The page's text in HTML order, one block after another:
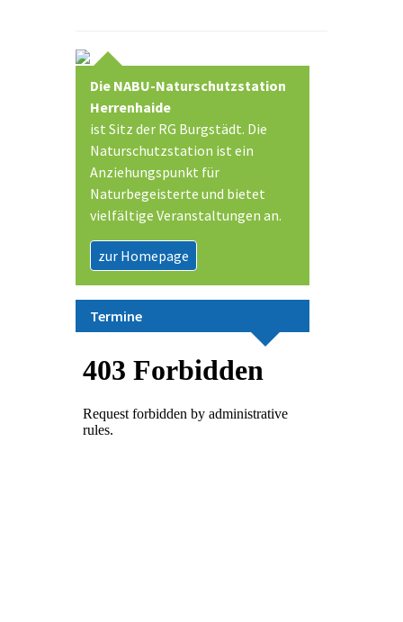
Die NABU-Naturschutzstation
Herrenhaide
ist Sitz der RG Burgstädt. Die
Naturschutzstation ist ein
Anziehungspunkt für
Naturbegeisterte und bietet
vielfältige Veranstaltungen an.
zur Homepage
Termine